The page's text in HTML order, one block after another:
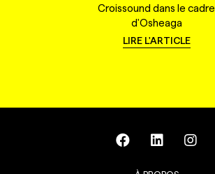
Croissound dans le cadre
d'Osheaga
LIRE L'ARTICLE